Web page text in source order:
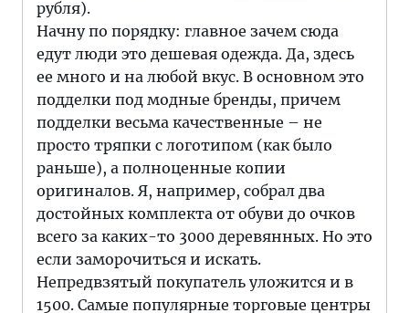
рубля).
Начну по порядку: главное зачем сюда
едут люди это дешевая одежда. Да, здесь
ее много и на любой вкус. В основном это
подделки под модные бренды, причем
подделки весьма качественные – не
просто тряпки с логотипом (как было
раньше), а полноценные копии
оригиналов. Я, например, собрал два
достойных комплекта от обуви до очков
всего за каких-то 3000 деревянных. Но это
если заморочиться и искать.
Непредвзятый покупатель уложится и в
1500. Самые популярные торговые центры